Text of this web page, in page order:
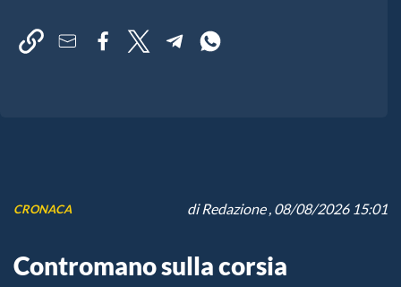
CRONACA diRedazione, 08/08/2026 15:01
Contromano sulla corsia